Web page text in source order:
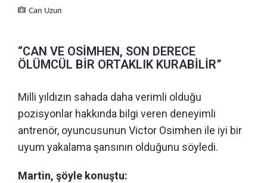
Can Uzun
“CAN VE OSİMHEN, SON DERECE
ÖLÜMCÜL BİR ORTAKLIK KURABİLİR”
Milli yıldızın sahada daha verimli olduğu
pozisyonlar hakkında bilgi veren deneyimli
antrenör, oyuncusunun Victor Osimhen ile iyi bir
uyum yakalama şansının olduğunu söyledi.
Martin, şöyle konuştu: